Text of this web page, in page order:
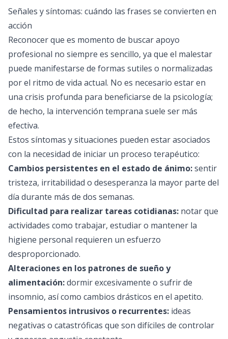
Señales y síntomas: cuándo las frases se convierten en
acción
Reconocer que es momento de buscar apoyo
profesional no siempre es sencillo, ya que el malestar
puede manifestarse de formas sutiles o normalizadas
por el ritmo de vida actual. No es necesario estar en
una crisis profunda para beneficiarse de la psicología;
de hecho, la intervención temprana suele ser más
efectiva.
Estos síntomas y situaciones pueden estar asociados
con la necesidad de iniciar un proceso terapéutico:
Cambios persistentes en el estado de ánimo:sentir
tristeza, irritabilidad o desesperanza la mayor parte del
día durante más de dos semanas.
Dificultad para realizar tareas cotidianas: notar que
actividades como trabajar, estudiar o mantener la
higiene personal requieren un esfuerzo
desproporcionado.
Alteraciones en los patrones de sueño y
alimentación:dormir excesivamente o sufrir de
insomnio, así como cambios drásticos en el apetito.
Pensamientos intrusivos o recurrentes: ideas
negativas o catastróficas que son difíciles de controlar